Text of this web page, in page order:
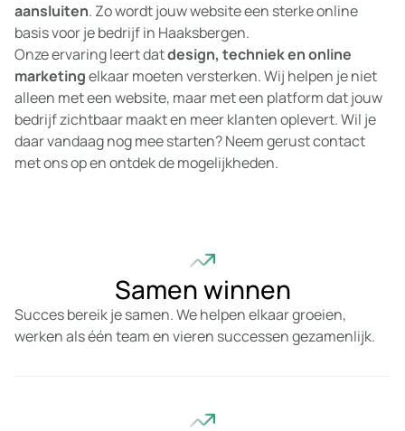
aansluiten. Zo wordt jouw website een sterke online
basis voor je bedrijf in Haaksbergen.
Onze ervaring leert datdesign, techniek en online
marketingelkaar moeten versterken. Wij helpen je niet
alleen met een website, maar met een platform dat jouw
bedrijf zichtbaar maakt en meer klanten oplevert. Wil je
daar vandaag nog mee starten? Neem gerust contact
met ons op en ontdek de mogelijkheden.
Samen winnen
Succes bereik je samen. We helpen elkaar groeien,
werken als één team en vieren successen gezamenlijk.